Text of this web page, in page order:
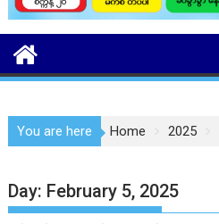
You are here Home 2025
Day: February 5, 2025